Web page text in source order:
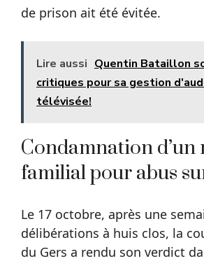
de prison ait été évitée.
Lire aussi Quentin Bataillon
critiques pour sa gestion
télévisée!
Condamnation d’un
familial pour abus
Le 17 octobre, après une
délibérations à huis clos, la
du Gers a rendu son verdict